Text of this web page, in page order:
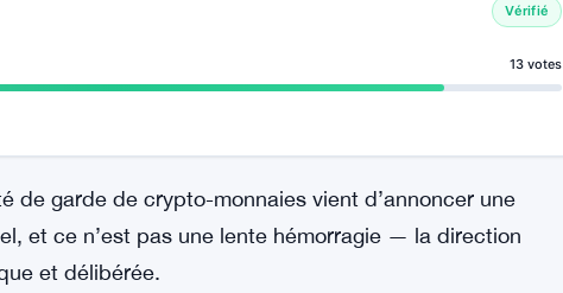
Vérifié
13 votes
de garde de crypto-monnaies vient d’annoncer une
et ce n’est pas une lente hémorragie — la direction
et délibérée.